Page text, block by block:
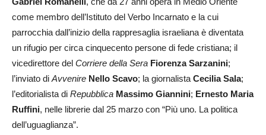
come membro dell’Istituto del Verbo Incarnato e la cui
parrocchia dall’inizio della rappresaglia israeliana è diventata
un rifugio per circa cinquecento persone di fede cristiana; il
vicedirettore del Corriere della Sera Fiorenza Sarzanini;
l’inviato di Avvenire Nello Scavo; la giornalista Cecilia Sala;
l’editorialista di Repubblica Massimo Giannini; Ernesto Maria
Ruffini, nelle librerie dal 25 marzo con “Più uno. La politica
dell’uguaglianza”.